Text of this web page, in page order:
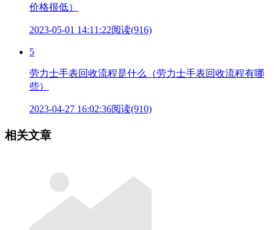
价格很低）
2023-05-01 14:11:22阅读(916)
5
劳力士手表回收流程是什么（劳力士手表回收流程有哪
些）
2023-04-27 16:02:36阅读(910)
相关文章